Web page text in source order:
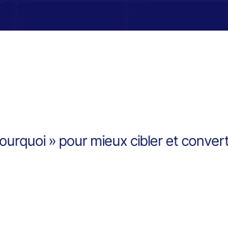
» pour mieux cibler et